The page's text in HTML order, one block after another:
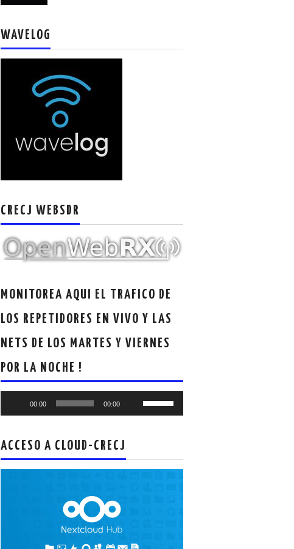
WAVELOG
CRECJ WEBSDR
MONITOREA AQUI EL TRAFICO DE
LOS REPETIDORES EN VIVO Y LAS
NETS DE LOS MARTES Y VIERNES
POR LA NOCHE !
de
00:00 00:00
las
flecha
ACCESO A CLOUD-CRECJ